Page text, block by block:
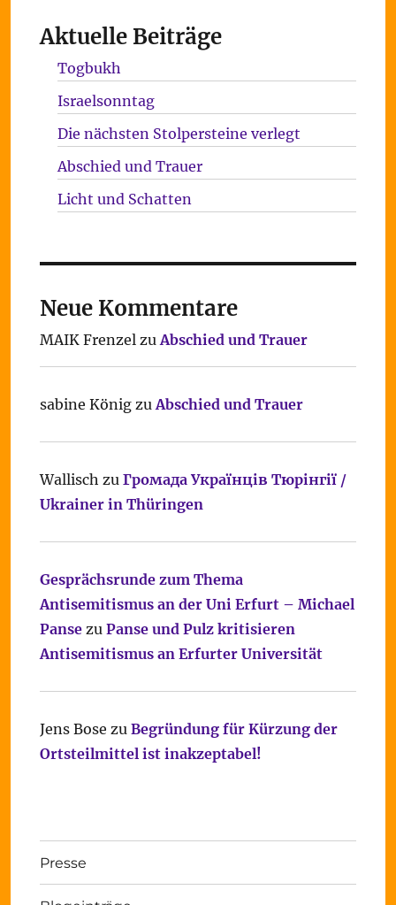
Aktuelle Beiträge
Togbukh
Israelsonntag
Die nächsten Stolpersteine verlegt
Abschied und Trauer
Licht und Schatten
Neue Kommentare
MAIK FrenzelzuAbschied und Trauer
sabine KönigzuAbschied und Trauer
Wallisch zu Громада Українців Тюрінгії /
Ukrainer in Thüringen
Gesprächsrunde zum Thema
Antisemitismus an der Uni Erfurt – Michael
Pansezu Panse und Pulz kritisieren
Antisemitismus an Erfurter Universität
Jens Bose zu Begründung für Kürzung der
Ortsteilmittel ist inakzeptabel!
Presse